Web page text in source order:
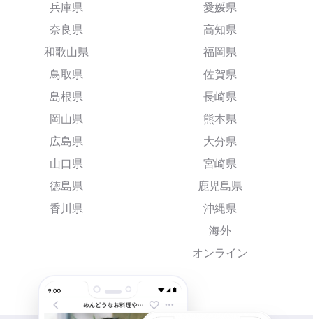
兵庫県
奈良県
和歌山県
鳥取県
島根県
岡山県
広島県
山口県
徳島県
香川県
愛媛県
高知県
福岡県
佐賀県
長崎県
熊本県
大分県
宮崎県
鹿児島県
沖縄県
海外
オンライン